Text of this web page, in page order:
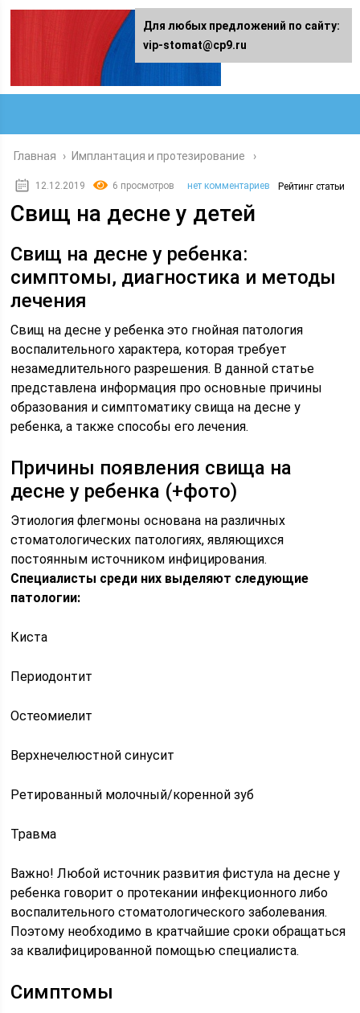
Главная › Имплантация и протезирование
12.12.2019 6 просмотров нет комментариев Рейтинг статьи
Свищ на десне у детей
Свищ на десне у ребенка:
симптомы, диагностика и методы
лечения
Свищ на десне у ребенка это гнойная патология
воспалительного характера, которая требует
незамедлительного разрешения. В данной статье
представлена информация про основные причины
образования и симптоматику свища на десне у
ребенка, а также способы его лечения.
Причины появления свища на
десне у ребенка (+фото)
Этиология флегмоны основана на различных
стоматологических патологиях, являющихся
постоянным источником инфицирования.
Специалисты среди них выделяют следующие
патологии:
Киста
Периодонтит
Остеомиелит
Верхнечелюстной синусит
Ретированный молочный/коренной зуб
Травма
Важно! Любой источник развития фистула на десне у
ребенка говорит о протекании инфекционного либо
воспалительного стоматологического заболевания.
Поэтому необходимо в кратчайшие сроки обращаться
за квалифицированной помощью специалиста.
Симптомы
Для любых предложений по сайту:
vip-stomat@cp9.ru